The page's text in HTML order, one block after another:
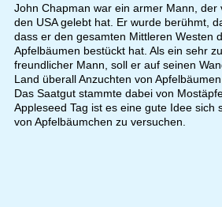
John Chapman war ein armer Mann, der
den USA gelebt hat. Er wurde berühmt,
dass er den gesamten Mittleren Westen
Apfelbäumen bestückt hat. Als ein sehr
freundlicher Mann, soll er auf seinen
Land überall Anzuchten von
Das Saatgut stammte dabei von
Appleseed Tag ist es eine gute Idee sich
von Apfelbäumchen zu versuchen.